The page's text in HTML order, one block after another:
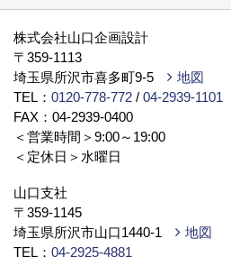
物件情報（土地）
新築戸建・分譲（別サイト）
株式会社山口企画設計
〒359-1113
埼玉県所沢市喜多町9-5
地図
TEL： 0120-778-772 / 04-2939-1101
FAX：04-2939-0400
＜営業時間＞9:00～19:00
＜定休日＞水曜日
山口支社
〒359-1145
埼玉県所沢市山口1440-1
地図
TEL： 04-2925-4881